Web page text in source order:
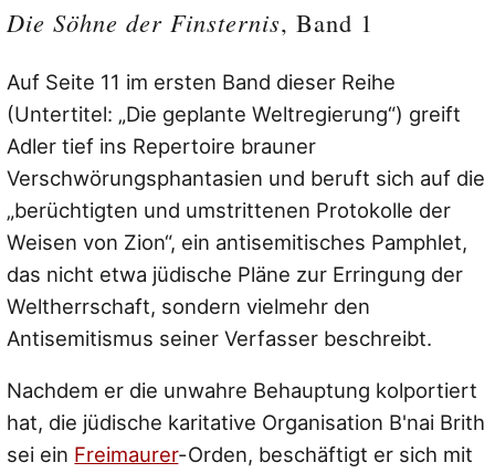
Die Söhne der Finsternis, Band 1
Auf Seite 11 im ersten Band dieser Reihe
(Untertitel: „Die geplante Weltregierung“) greift
Adler tief ins Repertoire brauner
Verschwörungsphantasien und beruft sich auf die
„berüchtigten und umstrittenen Protokolle der
Weisen von Zion“, ein antisemitisches Pamphlet,
das nicht etwa jüdische Pläne zur Erringung der
Weltherrschaft, sondern vielmehr den
Antisemitismus seiner Verfasser beschreibt.
Nachdem er die unwahre Behauptung kolportiert
hat, die jüdische karitative Organisation B'nai Brith
sei ein Freimaurer-Orden, beschäftigt er sich mit